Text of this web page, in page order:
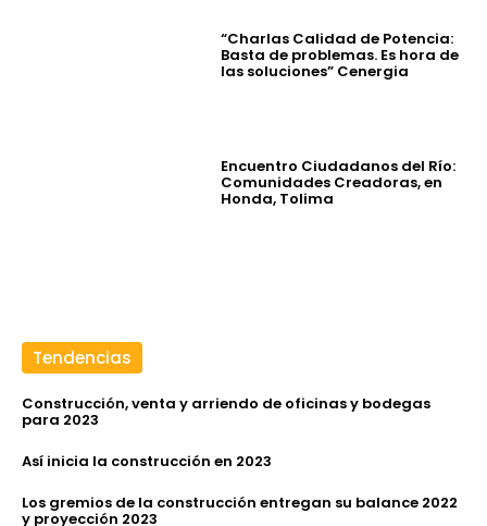
“Charlas Calidad de Potencia:
Basta de problemas. Es hora de
las soluciones” Cenergia
Encuentro Ciudadanos del Río:
Comunidades Creadoras, en
Honda, Tolima
Tendencias
Construcción, venta y arriendo de oficinas y bodegas
para 2023
Así inicia la construcción en 2023
Los gremios de la construcción entregan su balance 2022
y proyección 2023